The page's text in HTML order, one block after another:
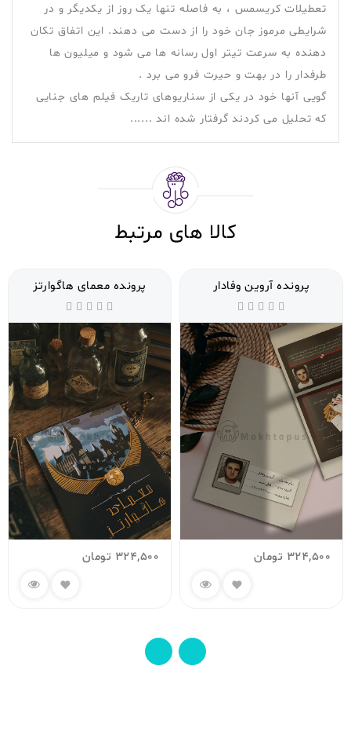
تعطیلات کریسمس ، به فاصله تنها یک روز از یکدیگر و در
شرایطی مرموز جان خود را از دست می دهند. این اتفاق تکان
دهنده به سرعت تیتر اول رسانه ها می شود و میلیون ها
طرفدار را در بهت و حیرت فرو می برد .
گویی آنها خود در یکی از سناریوهای تاریک فیلم های جنایی
که تحلیل می کردند گرفتار شده اند ......
کالا های مرتبط
پرونده معمای هاگوارتز
324,500 تومان
پرونده آروین وفادار
324,500 تومان